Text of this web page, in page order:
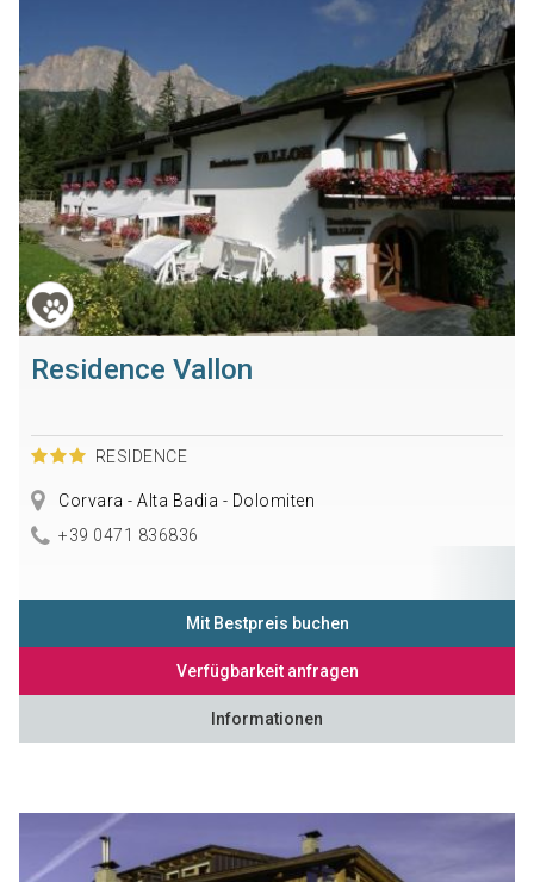
Residence Vallon
RESIDENCE
Corvara - Alta Badia - Dolomiten
+39 0471 836836
Mit Bestpreis buchen
Verfügbarkeit anfragen
Informationen